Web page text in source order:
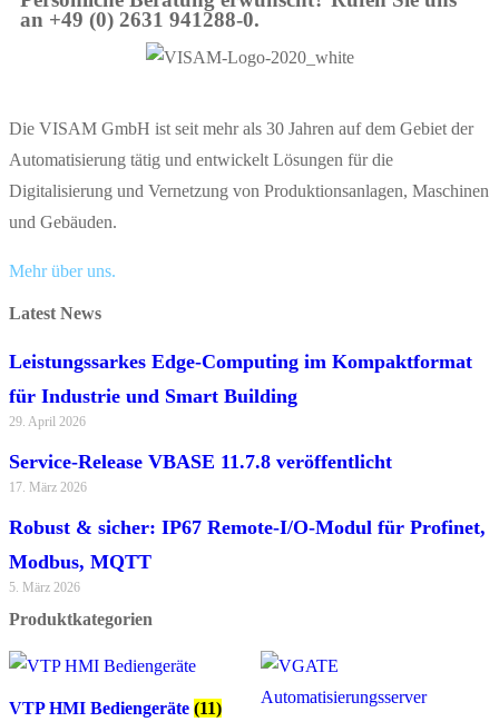
an +49 (0) 2631 941288-0.
Die VISAM GmbH ist seit mehr als 30 Jahren auf dem Gebiet der
Automatisierung tätig und entwickelt Lösungen für die
Digitalisierung und Vernetzung von Produktionsanlagen, Maschinen
und Gebäuden.
Mehr über uns.
Latest News
Leistungssarkes Edge-Computing im Kompaktformat
für Industrie und Smart Building
29. April 2026
Service-Release VBASE 11.7.8 veröffentlicht
17. März 2026
Robust & sicher: IP67 Remote-I/O-Modul für Profinet,
Modbus, MQTT
5. März 2026
Produktkategorien
VTP HMI Bediengeräte (11)